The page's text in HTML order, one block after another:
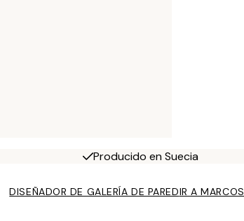
Producido en Suecia
DISEÑADOR DE GALERÍA DE PAREDIR A MARCOS